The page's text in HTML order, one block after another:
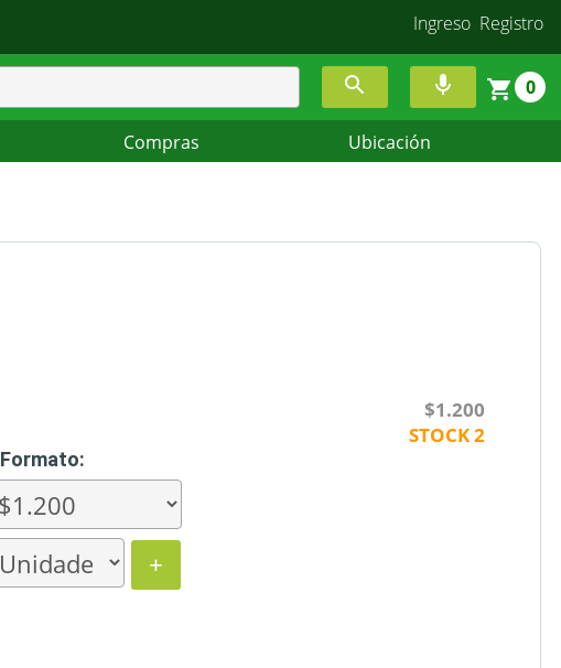
Ingreso Registro
0
Compras Ubicación
$1.200
STOCK2
Formato:
+